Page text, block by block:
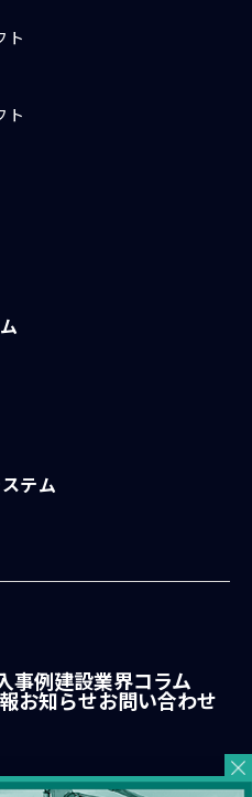
ト
ト
テム
事例建設業界コラム
お知らせお問い合わせ